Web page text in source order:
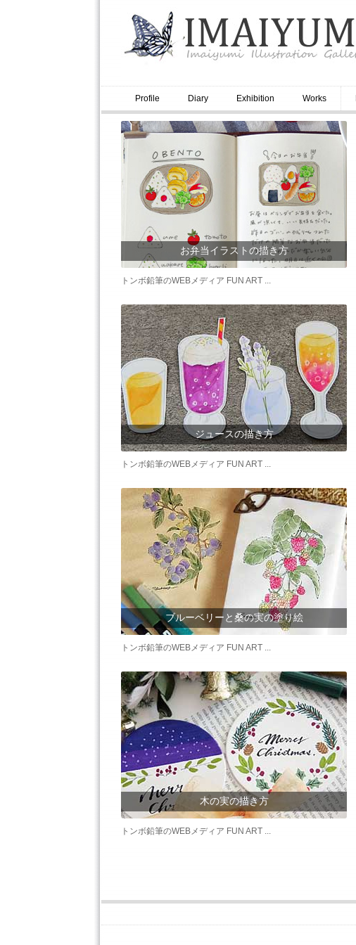
Profile Diary Exhibition Works
お弁当イラストの描き方
トンボ鉛筆のWEBメディア FUN ART ...
ジュースの描き方
トンボ鉛筆のWEBメディア FUN ART ...
ブルーベリーと桑の実の塗り絵
トンボ鉛筆のWEBメディア FUN ART ...
木の実の描き方
トンボ鉛筆のWEBメディア FUN ART ...